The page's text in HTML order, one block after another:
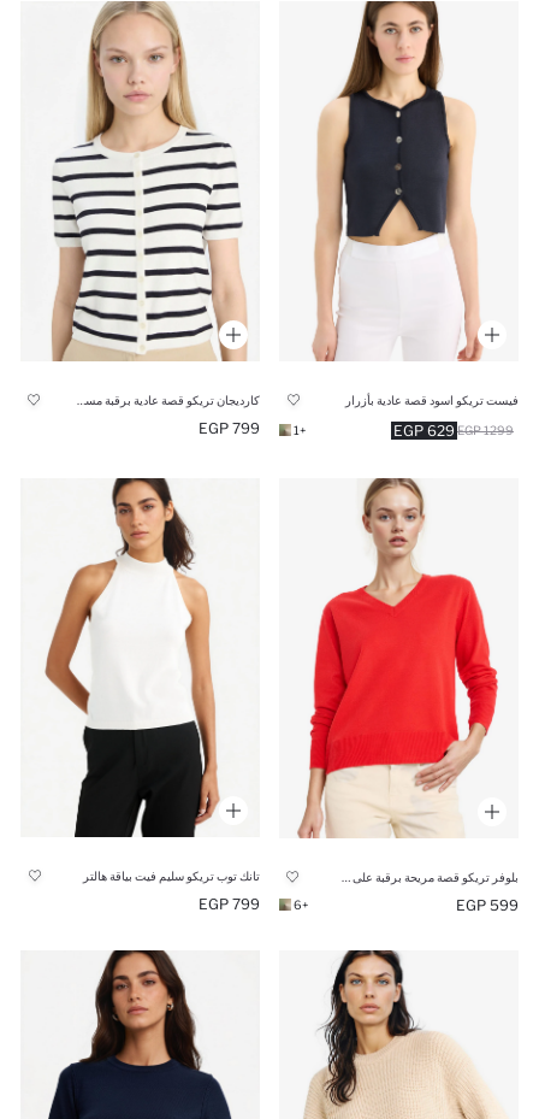
فيست تريكو اسود قصة عادية بأزرار
629 EGP 1299 EGP
+1
799 EGP
599 EGP
+6
تانك توب تريكو سليم فيت بياقة هالتر
799 EGP